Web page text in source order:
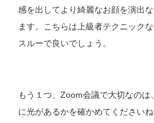
感を出してより綺麗なお顔を演出
ます。こちらは上級者テクニック
スルーで良いでしょう。
もう１つ、Zoom会議で大切なの
に光があるかを確かめてください